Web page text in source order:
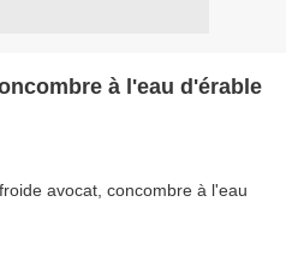
à l'eau d'érable